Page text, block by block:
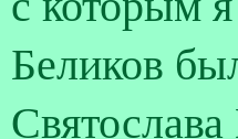
Беликов